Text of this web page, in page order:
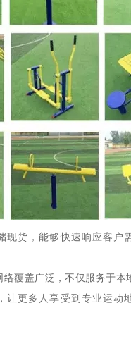
现货，能够快速响应客户
络覆盖广泛，不仅服务于本
让更多人享受到专业运动